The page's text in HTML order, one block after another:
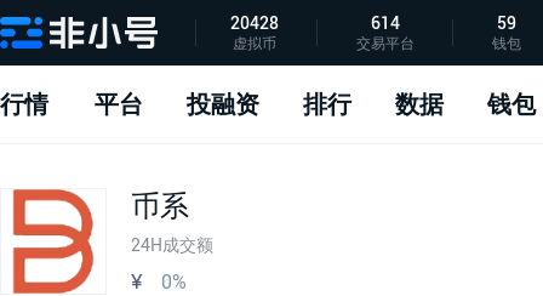
APP下载
指标说明
问题反馈
20428
虚拟币
614
交易平台
59
钱包
行情 平台 投融资 排行 数据 钱包
币系
24H成交额
¥ 0%